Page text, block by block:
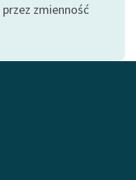
przez zmienność